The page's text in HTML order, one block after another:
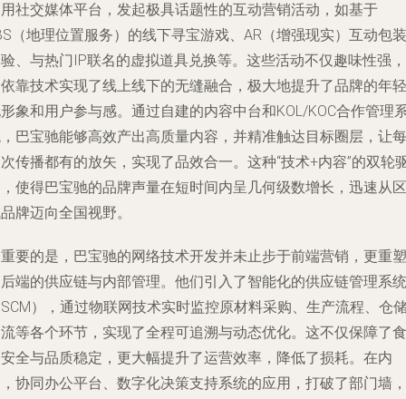
社交媒体平台，发起极具话题性的互动营销活动，如基于
（地理位置服务）的线下寻宝游戏、AR（增强现实）互动包装
、与热门IP联名的虚拟道具兑换等。这些活动不仅趣味性强，
靠技术实现了线上线下的无缝融合，极大地提升了品牌的年轻
象和用户参与感。通过自建的内容中台和KOL/KOC合作管理
巴宝驰能够高效产出高质量内容，并精准触达目标圈层，让每
传播都有的放矢，实现了品效合一。这种“技术+内容”的双轮
使得巴宝驰的品牌声量在短时间内呈几何级数增长，迅速从区
牌迈向全国视野。
要的是，巴宝驰的网络技术开发并未止步于前端营销，更重塑
端的供应链与内部管理。他们引入了智能化的供应链管理系统
），通过物联网技术实时监控原材料采购、生产流程、仓
等各个环节，实现了全程可追溯与动态优化。这不仅保障了食
全与品质稳定，更大幅提升了运营效率，降低了损耗。在内
协同办公平台、数字化决策支持系统的应用，打破了部门墙，